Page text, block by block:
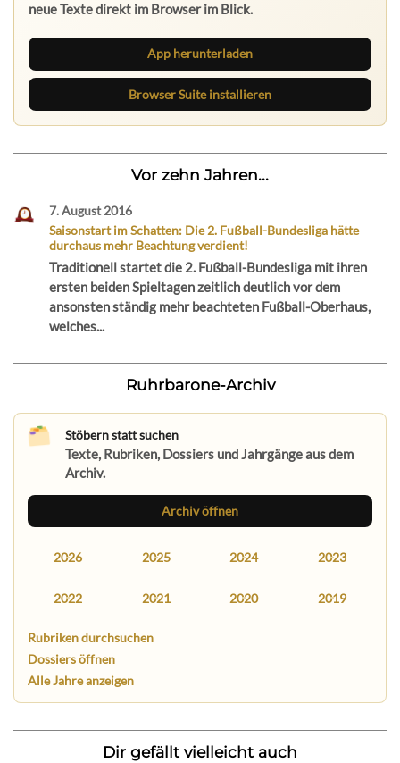
neue Texte direkt im Browser im Blick.
App herunterladen
Browser Suite installieren
Vor zehn Jahren...
7. August 2016
Saisonstart im Schatten: Die 2. Fußball-Bundesliga hätte
durchaus mehr Beachtung verdient!
Traditionell startet die 2. Fußball-Bundesliga mit ihren
ersten beiden Spieltagen zeitlich deutlich vor dem
ansonsten ständig mehr beachteten Fußball-Oberhaus,
welches...
Ruhrbarone-Archiv
Stöbern statt suchen
Texte, Rubriken, Dossiers und Jahrgänge aus dem
Archiv.
Archiv öffnen
2026 2025 2024 2023
2022 2021 2020 2019
Rubriken durchsuchen
Dossiers öffnen
Alle Jahre anzeigen
Dir gefällt vielleicht auch